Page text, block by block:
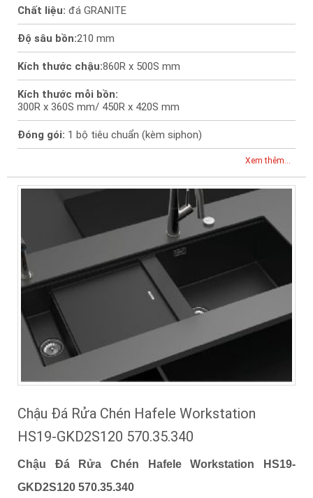
Chất liệu: đá GRANITE
Độ sâu bồn:210 mm
Kích thước chậu:860R x 500S mm
Kích thước mỗi bồn:
300R x 360S mm/ 450R x 420S mm
Đóng gói: 1 bộ tiêu chuẩn (kèm siphon)
Xem thêm...
Chậu Đá Rửa Chén Hafele Workstation
HS19-GKD2S120 570.35.340
Chậu Đá Rửa Chén Hafele Workstation HS19-
GKD2S120 570.35.340